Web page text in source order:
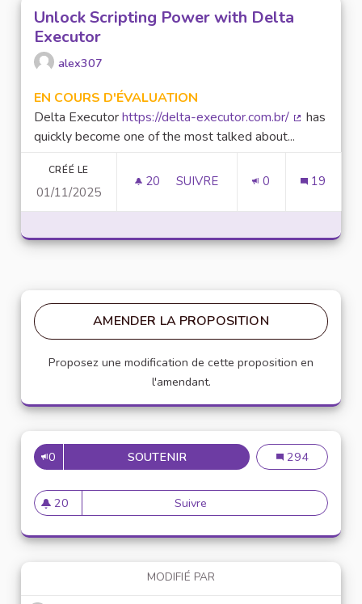
Unlock Scripting Power with Delta
Executor
alex307
EN COURS D'ÉVALUATION
Delta Executorhttps://delta-executor.com.br/
has
quickly become one of the most talked about...
CRÉÉ LE
01/11/2025
20 20 ABONNÉS
SUIVRE 0 19
AMENDER LA PROPOSITION
Proposez une modification de cette proposition en
l'amendant.
0 SOUTENIRMISE EN PLACE DEMise en place
294
20
20 abonnés
Suivre Mise en place de référents
MODIFIÉ PAR